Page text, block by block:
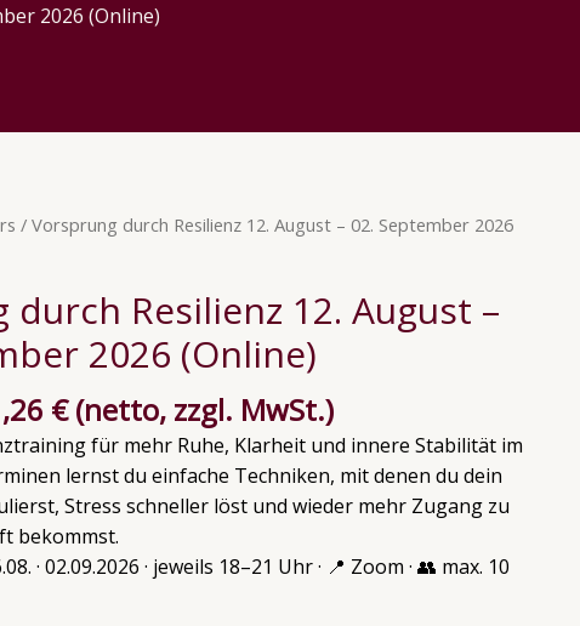
2026 (Online)
/ Vorsprung durch Resilienz 12. August – 02. September 2026
durch Resilienz 12. August –
2026 (Online)
€
€
Aktueller
251,26 €.
(netto, zzgl. MwSt.)
für mehr Ruhe, Klarheit und innere Stabilität im
lernst du einfache Techniken, mit denen du dein
Stress schneller löst und wieder mehr Zugang zu
bekommst.
· 02.09.2026 · jeweils 18–21 Uhr · 📍 Zoom · 👥 max. 10